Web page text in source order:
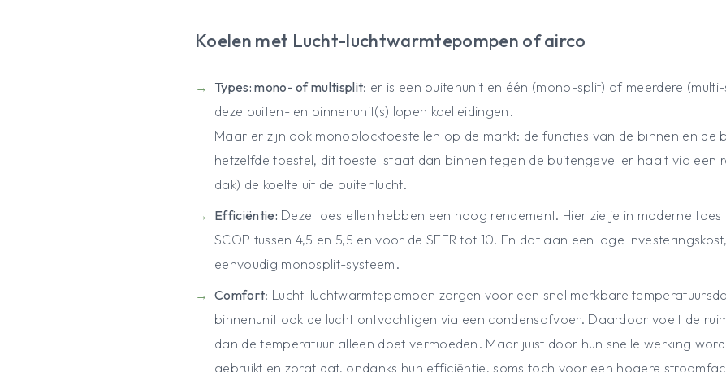
Koelen met Lucht-luchtwarmtepompen of airco
Types: mono- of multisplit: er is een buitenunit en één (mono-split) of meerdere
deze buiten- en binnenunit(s) lopen koelleidingen.
Maar er zijn ook monoblocktoestellen op de markt: de functies van de binnen en de
hetzelfde toestel, dit toestel staat dan binnen tegen de buitengevel er haalt via een
dak) de koelte uit de buitenlucht.
Efficiëntie: Deze toestellen hebben een hoog rendement. Hier zie je in moderne
SCOP tussen 4,5 en 5,5 en voor de SEER tot 10. En dat aan een lage
eenvoudig monosplit-systeem.
Comfort: Lucht-luchtwarmtepompen zorgen voor een snel merkbare
binnenunit ook de lucht ontvochtigen via een condensafvoer. Daardoor voelt de
dan de temperatuur alleen doet vermoeden. Maar juist door hun snelle werking
gebruikt en zorgt dat, ondanks hun efficiëntie, soms toch voor een hogere